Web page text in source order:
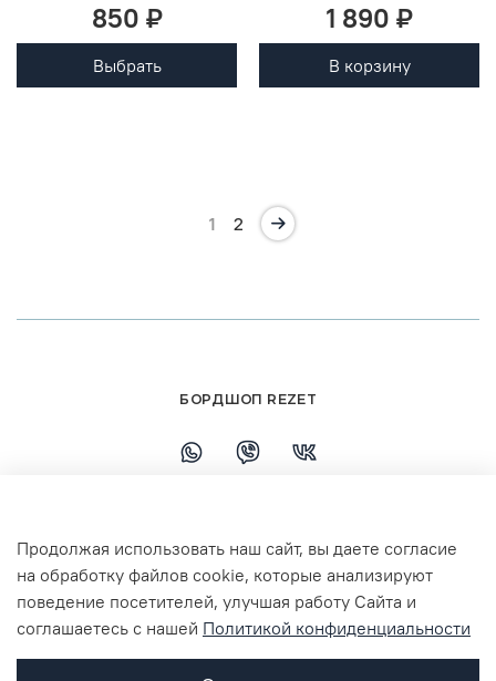
850 ₽
Выбрать
1 890 ₽
В корзину
1 2
г. Ярославль, ул. Республиканская, 7 ТЦ
Флагман 3 этаж
БОРДШОП REZET
Продолжая использовать наш сайт, вы даете согласие
на обработку файлов cookie, которые анализируют
поведение посетителей, улучшая работу Сайта и
соглашаетесь с нашей Политикой конфиденциальности